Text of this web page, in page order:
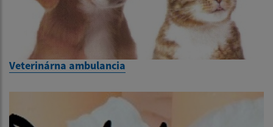
Veterinárna ambulancia